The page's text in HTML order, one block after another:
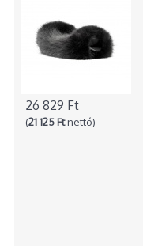
26 829 Ft
(21 125 Ftnettó)